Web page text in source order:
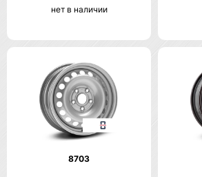
нет в наличии
8703